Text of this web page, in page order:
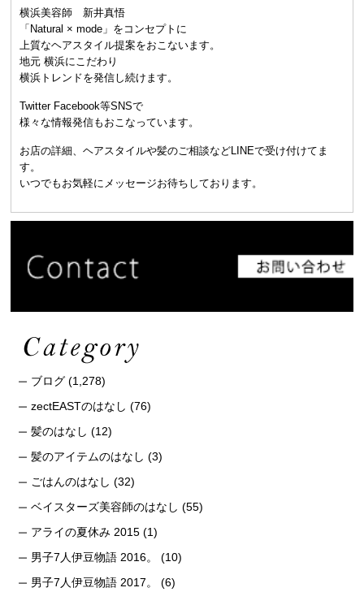
横浜美容師 新井真悟
「Natural × mode」をコンセプトに
上質なヘアスタイル提案をおこないます。
地元 横浜にこだわり
横浜トレンドを発信し続けます。
Twitter Facebook等SNSで
様々な情報発信もおこなっています。
お店の詳細、ヘアスタイルや髪のご相談などLINEで受け付けてま
す。
いつでもお気軽にメッセージお待ちしております。
ブログ (1,278)
zectEASTのはなし (76)
髪のはなし (12)
髪のアイテムのはなし (3)
ごはんのはなし (32)
ベイスターズ美容師のはなし (55)
アライの夏休み 2015 (1)
男子7人伊豆物語 2016。
(10)
男子7人伊豆物語 2017。
(6)